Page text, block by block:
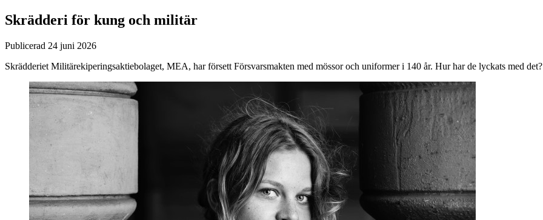
Skrädderi för kung och militär
Publicerad 24 juni 2026
Skrädderiet Militärekiperingsaktiebolaget, MEA, har försett Försvarsmakten med mössor och uniformer i 140 år. Hur har de lyckats med det?